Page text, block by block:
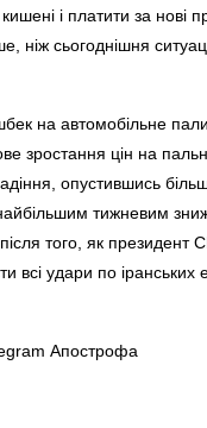
і платити за
ніж сьогоднішня
на автомобільне
зростання цін на
опустившись
тижневим
того, як
всі удари по іранських
Апострофа